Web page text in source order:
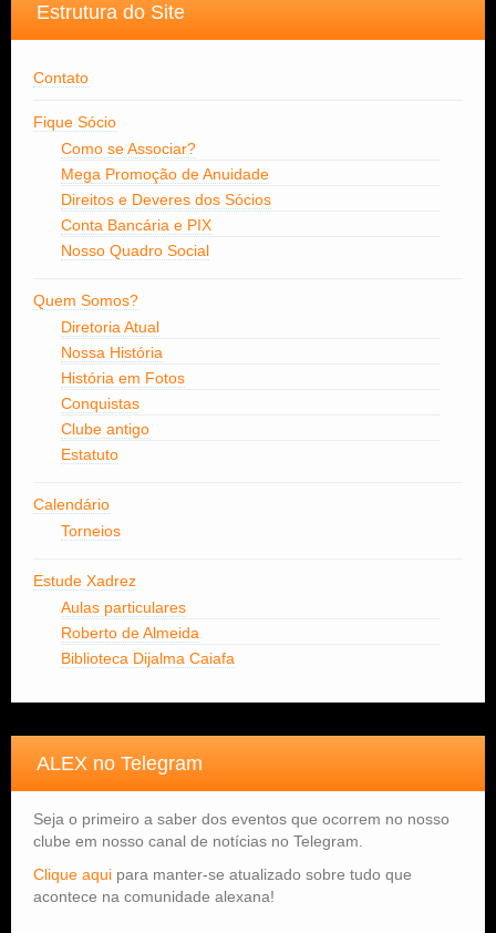
Estrutura do Site
Contato
Fique Sócio
Como se Associar?
Mega Promoção de Anuidade
Direitos e Deveres dos Sócios
Conta Bancária e PIX
Nosso Quadro Social
Quem Somos?
Diretoria Atual
Nossa História
História em Fotos
Conquistas
Clube antigo
Estatuto
Calendário
Torneios
Estude Xadrez
Aulas particulares
Roberto de Almeida
Biblioteca Dijalma Caiafa
ALEX no Telegram
Seja o primeiro a saber dos eventos que ocorrem no nosso
clube em nosso canal de notícias no Telegram.
Clique aqui para manter-se atualizado sobre tudo que
acontece na comunidade alexana!